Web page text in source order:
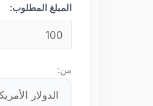
المبلغ المطلوب: